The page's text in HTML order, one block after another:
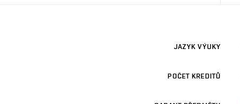
JAZYK VÝUKY
POČET KREDITŮ